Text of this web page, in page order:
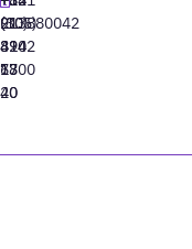
91
310
77
40
(305)
424
13
20
(10)
8942
6800
213880042